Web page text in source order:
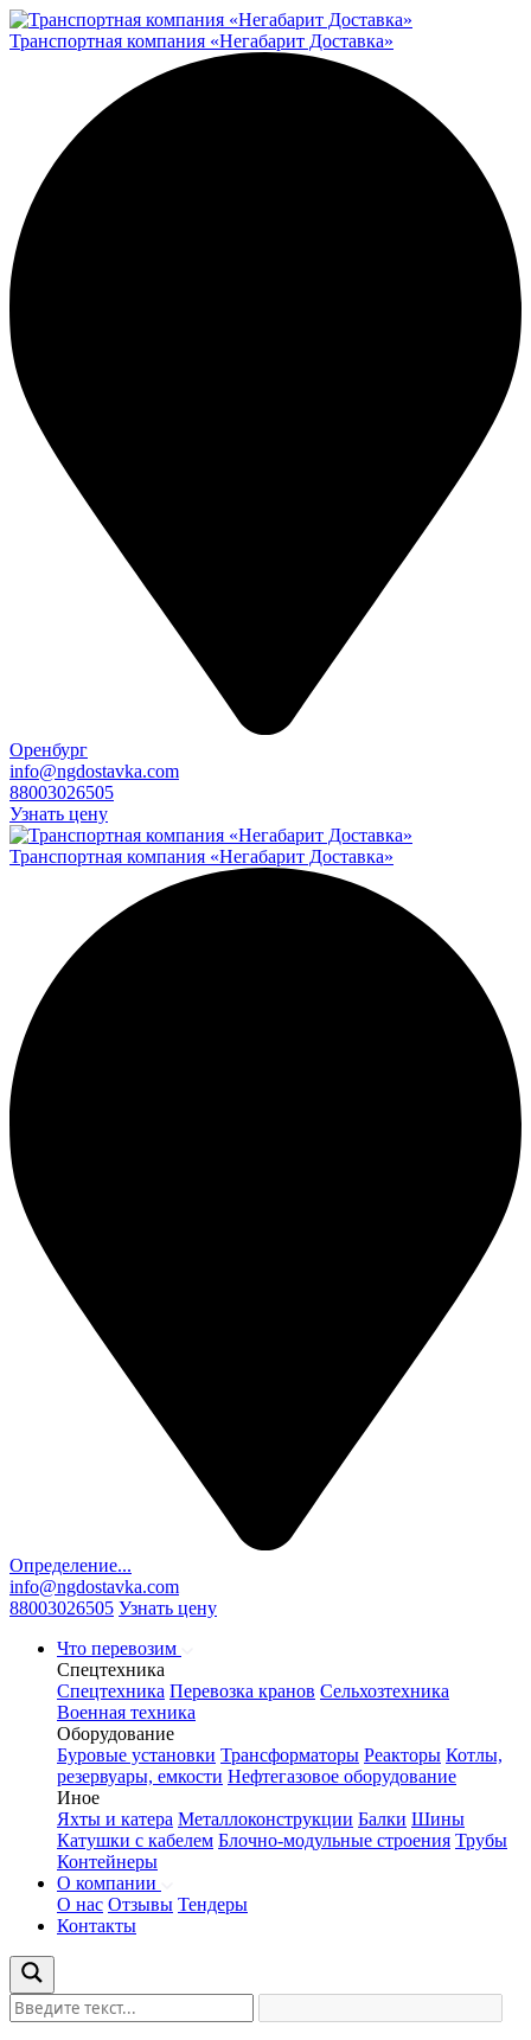
Транспортная компания «Негабарит Доставка»
Оренбург
info@ngdostavka.com
88003026505
Узнать цену
Транспортная компания «Негабарит Доставка»
Определение...
info@ngdostavka.com
88003026505 Узнать цену
Что перевозим
Спецтехника
Спецтехника Перевозка кранов Сельхозтехника
Военная техника
Оборудование
Буровые установки Трансформаторы Реакторы Котлы,
резервуары, емкости Нефтегазовое оборудование
Иное
Яхты и катера Металлоконструкции Балки Шины
Катушки с кабелем Блочно-модульные строения Трубы
Контейнеры
О компании
О нас Отзывы Тендеры
Контакты